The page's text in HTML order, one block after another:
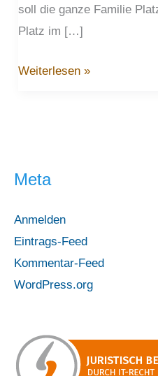
soll die ganze Familie
Platz im […]
Der
Mobilität
Weiterlesen »
Meta
Anmelden
Eintrags-Feed
Kommentar-Feed
WordPress.org